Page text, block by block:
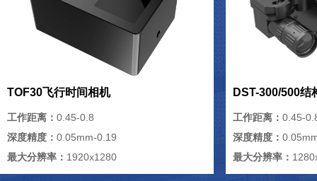
TOF30飞行时间相机
工作距离： 0.45-0.8
深度精度： 0.05mm-0.19
最大分辨率： 1920x1280
DST-300/500结
工作距离：0.45-
深度精度：
最大分辨率：